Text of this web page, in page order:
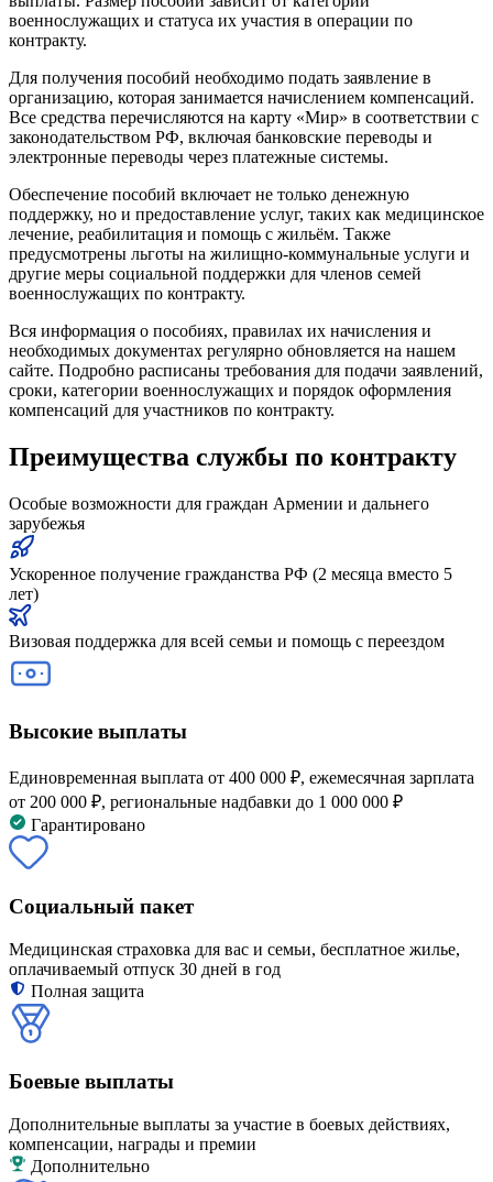
военнослужащих и статуса их участия в операции по
контракту.
Для получения пособий необходимо подать заявление в
организацию, которая занимается начислением компенсаций.
Все средства перечисляются на карту «Мир» в соответствии с
законодательством РФ, включая банковские переводы и
электронные переводы через платежные системы.
Обеспечение пособий включает не только денежную
поддержку, но и предоставление услуг, таких как медицинское
лечение, реабилитация и помощь с жильём. Также
предусмотрены льготы на жилищно-коммунальные услуги и
другие меры социальной поддержки для членов семей
военнослужащих по контракту.
Вся информация о пособиях, правилах их начисления и
необходимых документах регулярно обновляется на нашем
сайте. Подробно расписаны требования для подачи заявлений,
сроки, категории военнослужащих и порядок оформления
компенсаций для участников по контракту.
Преимущества службы по контракту
Особые возможности для граждан Армении и дальнего
зарубежья
Ускоренное получение гражданства РФ (2 месяца вместо 5
лет)
Визовая поддержка для всей семьи и помощь с переездом
Высокие выплаты
Единовременная выплата от 400 000 ₽, ежемесячная зарплата
от 200 000 ₽, региональные надбавки до 1 000 000 ₽
Гарантировано
Социальный пакет
Медицинская страховка для вас и семьи, бесплатное жилье,
оплачиваемый отпуск 30 дней в год
Полная защита
Боевые выплаты
Дополнительные выплаты за участие в боевых действиях,
компенсации, награды и премии
Дополнительно